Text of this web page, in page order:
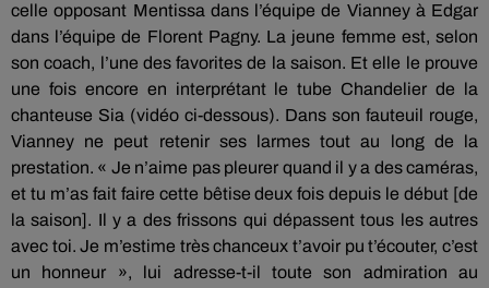
celle opposant Mentissa dans l’équipe de Vianney à Edgar
dans l’équipe de Florent Pagny. La jeune femme est, selon
son coach, l’une des favorites de la saison. Et elle le prouve
une fois encore en interprétant le tube Chandelier de la
chanteuse Sia (vidéo ci-dessous). Dans son fauteuil rouge,
Vianney ne peut retenir ses larmes tout au long de la
prestation. « Je n’aime pas pleurer quand il y a des caméras,
et tu m’as fait faire cette bêtise deux fois depuis le début [de
la saison]. Il y a des frissons qui dépassent tous les autres
avec toi. Je m’estime très chanceux t’avoir pu t’écouter, c’est
un honneur », lui adresse-t-il toute son admiration au